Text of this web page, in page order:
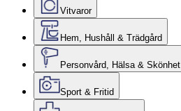
Vitvaror
Hem, Hushåll & Trädgård
Personvård, Hälsa & Skönhet
Sport & Fritid